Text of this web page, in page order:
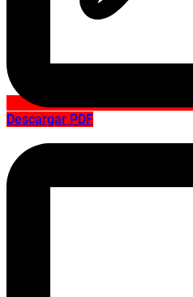
Descargar PDF